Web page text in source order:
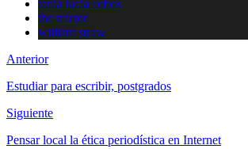
tania lucía cobos
the mirror
william straw
Anterior
Estudiar para escribir, postgrados
Siguiente
Pensar local la ética periodística en Internet